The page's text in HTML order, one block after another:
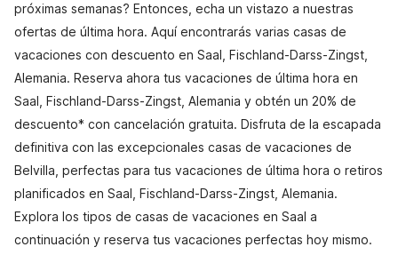
próximas semanas? Entonces, echa un vistazo a nuestras
ofertas de última hora. Aquí encontrarás varias casas de
vacaciones con descuento en Saal, Fischland-Darss-Zingst,
Alemania. Reserva ahora tus vacaciones de última hora en
Saal, Fischland-Darss-Zingst, Alemania y obtén un 20% de
descuento* con cancelación gratuita. Disfruta de la escapada
definitiva con las excepcionales casas de vacaciones de
Belvilla, perfectas para tus vacaciones de última hora o retiros
planificados en Saal, Fischland-Darss-Zingst, Alemania.
Explora los tipos de casas de vacaciones en Saal a
continuación y reserva tus vacaciones perfectas hoy mismo.